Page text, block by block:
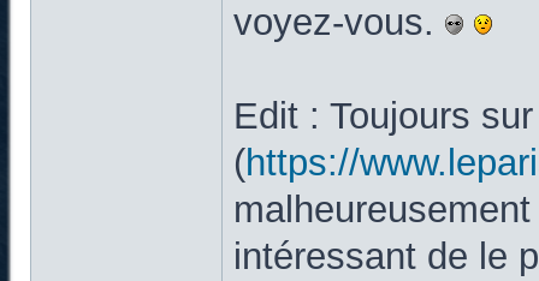
voyez-vous.
Edit : Toujours
(https://
intéressant de le